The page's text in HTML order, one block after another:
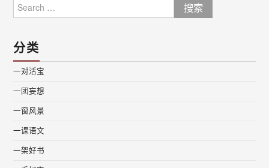
for:
分类
一对活宝
一团妄想
一窗风景
一课语文
一架好书